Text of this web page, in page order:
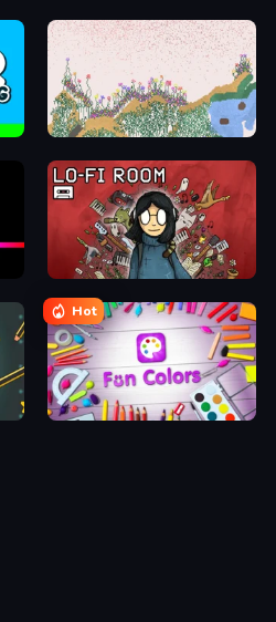
Sandspiel
Lofi Room
Hot
Fun Colors